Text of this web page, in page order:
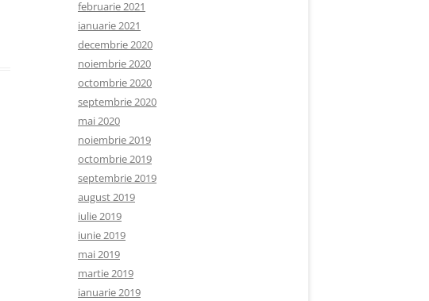
februarie 2021
ianuarie 2021
decembrie 2020
noiembrie 2020
octombrie 2020
septembrie 2020
mai 2020
noiembrie 2019
octombrie 2019
septembrie 2019
august 2019
iulie 2019
iunie 2019
mai 2019
martie 2019
ianuarie 2019